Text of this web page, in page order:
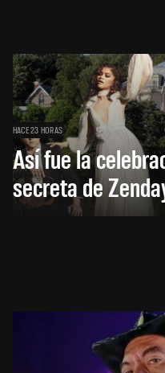
HACE 23 HORAS
Así fue la
secreta de